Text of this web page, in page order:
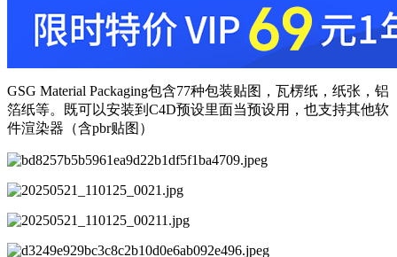
GSG Material Packaging包含77种包装贴图，瓦楞纸，纸张，铝
箔纸等。既可以安装到C4D预设里面当预设用，也支持其他软
件渲染器（含pbr贴图）